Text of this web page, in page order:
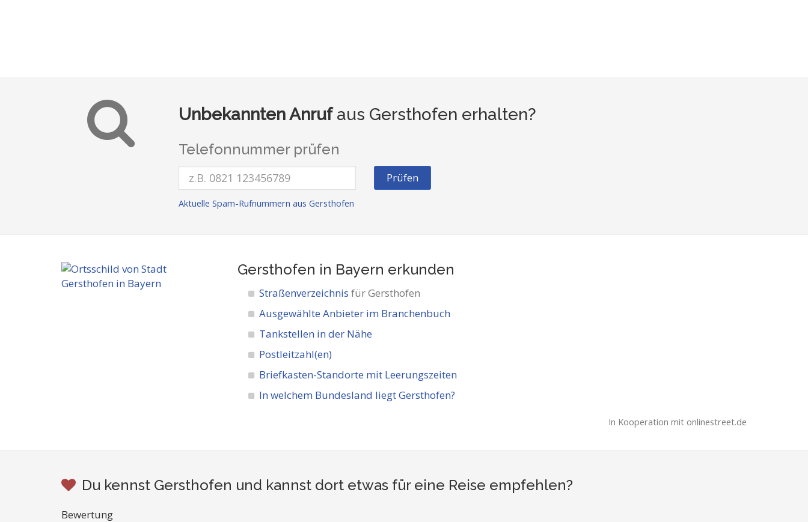
Unbekannten Anrufaus Gersthofen erhalten?
Telefonnummer prüfen
Prüfen
Aktuelle Spam-Rufnummern aus Gersthofen
Gersthofen in Bayern erkunden
Straßenverzeichnis für Gersthofen
Ausgewählte Anbieter im Branchenbuch
Tankstellen in der Nähe
Postleitzahl(en)
Briefkasten-Standorte mit Leerungszeiten
In welchem Bundesland liegt Gersthofen?
In Kooperation mit onlinestreet.de
Du kennst Gersthofen und kannst dort etwas für eine Reise empfehlen?
Bewertung